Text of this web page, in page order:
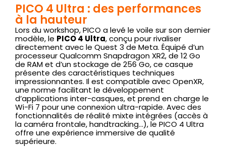
PICO 4 Ultra : des performances
à la hauteur
Lors du workshop, PICO a levé le voile sur son dernier
modèle, le PICO 4 Ultra, conçu pour rivaliser
directement avec le Quest 3 de Meta. Équipé d’un
processeur Qualcomm Snapdragon XR2, de 12 Go
de RAM et d’un stockage de 256 Go, ce casque
présente des caractéristiques techniques
impressionnantes. Il est compatible avec OpenXR,
une norme facilitant le développement
d’applications inter-casques, et prend en charge le
Wi-Fi 7 pour une connexion ultra-rapide. Avec des
fonctionnalités de réalité mixte intégrées (accès à
la caméra frontale, handtracking…), le PICO 4 Ultra
offre une expérience immersive de qualité
supérieure.